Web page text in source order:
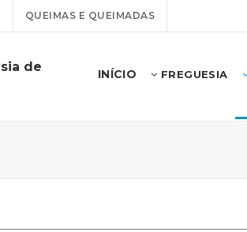
QUEIMAS E QUEIMADAS
de
INÍCIO FREGUESIA